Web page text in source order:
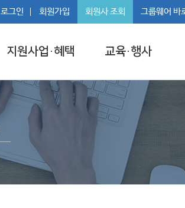
지원사업·혜택 교육·행사
로그인 회원가입 회원사 조회 그룹웨어 바